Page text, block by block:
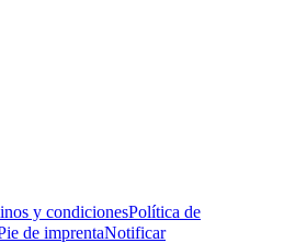
y condicionesPolítica de
de imprentaNotificar